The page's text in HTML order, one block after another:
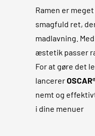
Ramen er
smagfuld ret,
madlavning.
æstetik passer
For at gøre det
lancerer
nemt og
i dine menuer